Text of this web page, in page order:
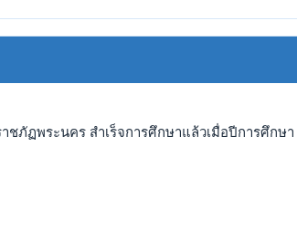
ฏพระนคร สำเร็จการศึกษาแล้วเมื่อปีการศึกษา